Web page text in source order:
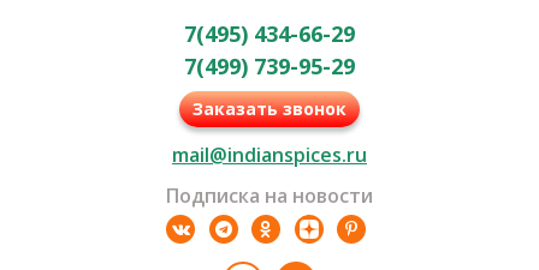
7(495) 434-66-29
7(499) 739-95-29
Заказать звонок
mail@indianspices.ru
Подписка на новости